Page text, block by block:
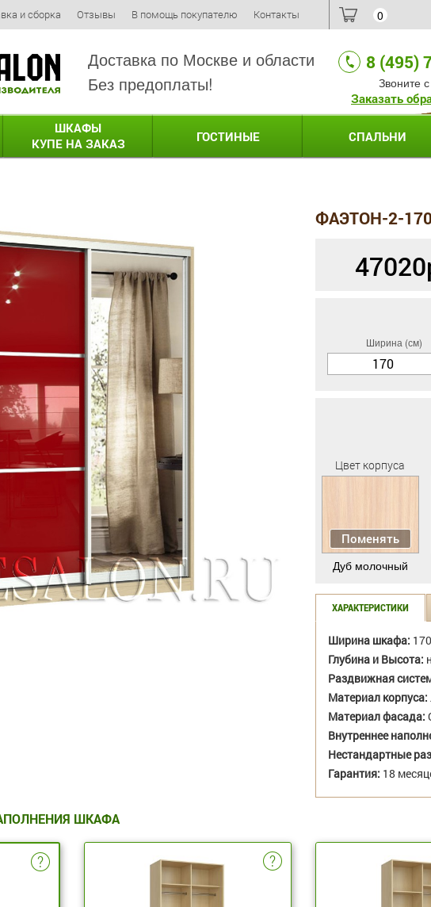
и сборка Отзывы В помощь покупателю Контакты 0
Доставка по Москве и области
Без предоплаты!
8 (495)
Звоните
Заказать
ШКАФЫ
КУПЕ НА ЗАКАЗ
ГОСТИНЫЕ СПАЛЬНИ
ФАЭТОН-2-
47020
Ширина (см)
170
Цвет корпуса
Поменять
Дуб молочный
ХАРАКТЕРИСТИКИ
Ширина шкафа:
Глубина и Высота:
Раздвижная
Материал корпуса:
Материал фасада:
Внутреннее
Нестандартные
Гарантия: 18
ШКАФА